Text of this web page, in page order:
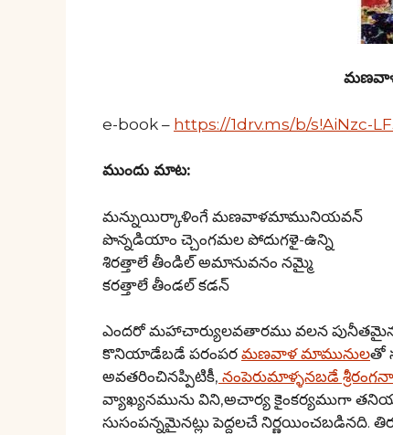
మణవాళ
e-book – https://1drv.ms/b/s!AiNzc-
ముందు మాట:
మన్నుయిర్కాళింగే మణవాళమామునియవన్
పొన్నడియాం చ్చెంగమల పోదుగళై-ఉన్ని
శిరత్తాలే తీండిల్ అమానువనం నమ్మై
కరత్తాలే తీండల్ కడన్
ఎందరో మహాచార్యులవతారము వలన
కొనియాడేబడే పరంపర మణవాళ మామునులతో
అవతరించినప్పిటికీ, నంపెరుమాళ్ళనబడే
వ్యాఖ్యనమును విని,అచార్య కైంకర్యముగా
సుసంపన్నమైనట్లు పెద్దలచే